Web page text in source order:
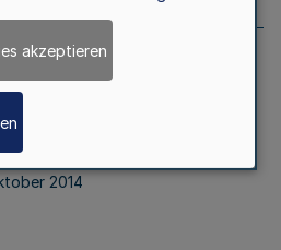
des Landes
(Hochschulgesetz -
2014
akzeptieren